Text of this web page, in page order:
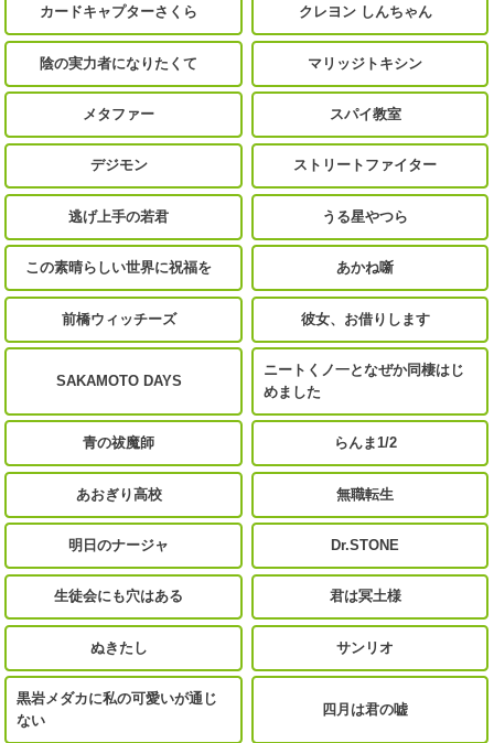
カードキャプターさくら クレヨン しんちゃん
陰の実力者になりたくて マリッジトキシン
メタファー スパイ教室
デジモン ストリートファイター
逃げ上手の若君 うる星やつら
この素晴らしい世界に祝福を あかね噺
前橋ウィッチーズ 彼女、お借りします
SAKAMOTO DAYS
ニートくノ一となぜか同棲はじ
めました
青の祓魔師 らんま1/2
あおぎり高校 無職転生
明日のナージャ Dr.STONE
生徒会にも穴はある 君は冥土様
ぬきたし サンリオ
黒岩メダカに私の可愛いが通じ
ない
四月は君の嘘